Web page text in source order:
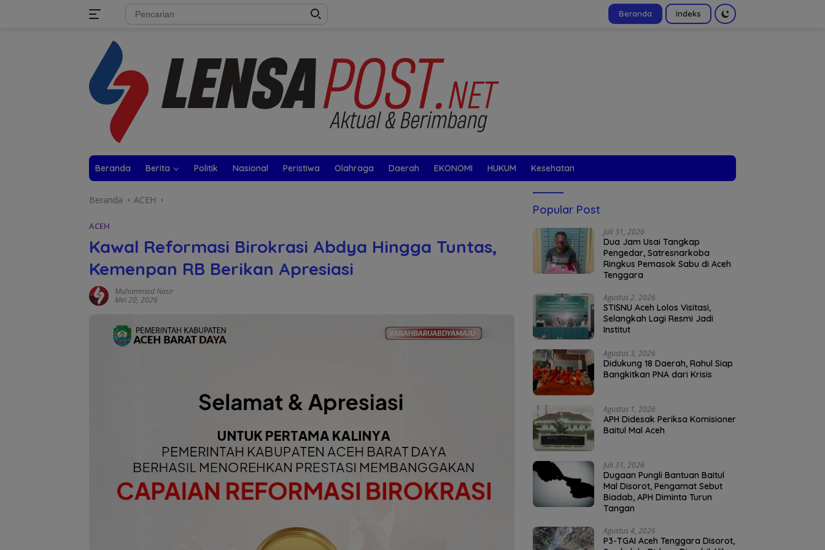
Beranda Indeks
Beranda Berita Politik Nasional Peristiwa Olahraga Daerah EKONOMI HUKUM Kesehatan
Beranda ACEH
ACEH
Kawal Reformasi Birokrasi Abdya Hingga Tuntas,
Kemenpan RB Berikan Apresiasi
Muhammad Nasir
Mei 20, 2026
Popular Post
Juli 31, 2026
Dua Jam Usai Tangkap
Pengedar, Satresnarkoba
Ringkus Pemasok Sabu di Aceh
Tenggara
Agustus 2, 2026
STISNU Aceh Lolos Visitasi,
Selangkah Lagi Resmi Jadi
Institut
Agustus 3, 2026
Didukung 18 Daerah, Rahul Siap
Bangkitkan PNA dari Krisis
Agustus 1, 2026
APH Didesak Periksa Komisioner
Baitul Mal Aceh
Juli 31, 2026
Dugaan Pungli Bantuan Baitul
Mal Disorot, Pengamat Sebut
Biadab, APH Diminta Turun
Tangan
Agustus 4, 2026
P3-TGAI Aceh Tenggara Disorot,